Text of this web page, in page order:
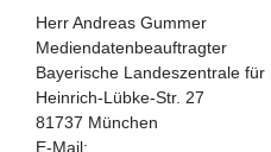
Herr Andreas Gummer
Mediendatenbeauftragter
Bayerische Landeszentrale für
Heinrich-Lübke-Str. 27
81737 München
E-Mail: